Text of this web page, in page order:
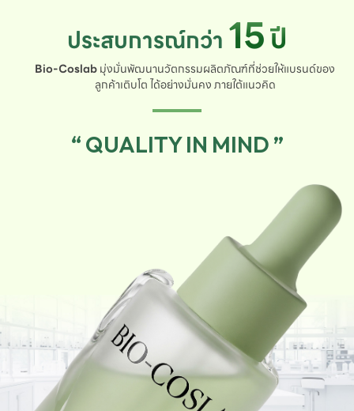
ประสบการณ์กว่า 15ปี
Bio-Coslabมุ่งมั่นพัฒนานวัตกรรมผลิตภัณฑ์ที่ช่วยให้แบรนด์ของ
ลูกค้าเติบโต ได้อย่างมั่นคง ภายใต้แนวคิด
“ QUALITY IN MIND ”